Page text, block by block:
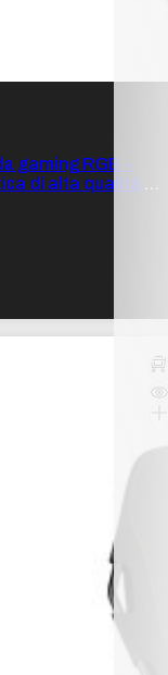
gaming RGB –
di alta qualità –
e cervicale –